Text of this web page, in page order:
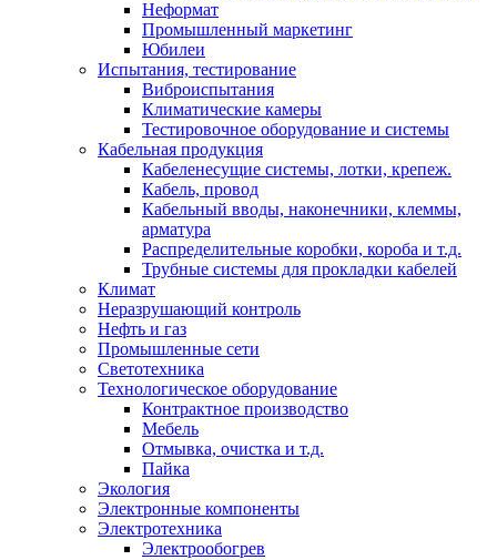
Неформат
Промышленный маркетинг
Юбилеи
Испытания, тестирование
Виброиспытания
Климатические камеры
Тестировочное оборудование и системы
Кабельная продукция
Кабеленесущие системы, лотки, крепеж.
Кабель, провод
Кабельный вводы, наконечники, клеммы,
арматура
Распределительные коробки, короба и т.д.
Трубные системы для прокладки кабелей
Климат
Неразрушающий контроль
Нефть и газ
Промышленные сети
Светотехника
Технологическое оборудование
Контрактное производство
Мебель
Отмывка, очистка и т.д.
Пайка
Экология
Электронные компоненты
Электротехника
Электрообогрев